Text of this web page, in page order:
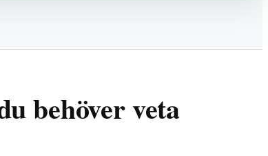
behöver veta